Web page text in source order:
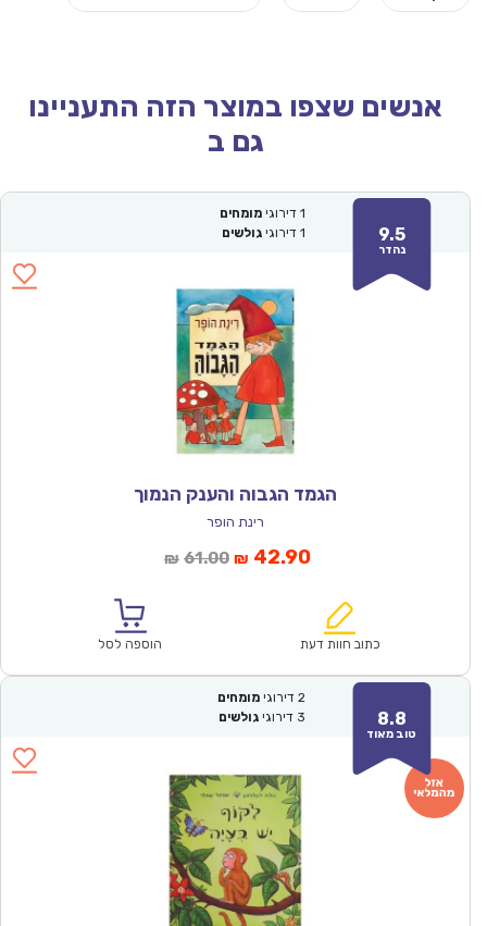
אנשים שצפו במוצר הזה התעניינו
גם ב
9.5
נהדר
1 דירוגי מומחים
1 דירוגי גולשים
הגמד הגבוה והענק הנמוך
רינת הופר
₪ 61.00המחיר
₪61.00.
₪ 42.90המחיר
הוא:
כתוב חוות דעת הוספה לסל
8.8
טוב מאוד
2 דירוגי מומחים
3 דירוגי גולשים